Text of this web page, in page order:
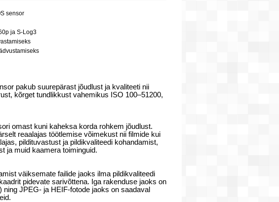
sensor
ja S-Log3
pakub suurepärast jõudlust ja kvaliteeti nii
kõrget tundlikkust vahemikus ISO 100–51200,
omast kuni kaheksa korda rohkem jõudlust.
reaalajas töötlemise võimekust nii filmide kui
pildituvastust ja pildikvaliteedi kohandamist,
ja muid kaamera toiminguid.
väiksemate failide jaoks ilma pildikvaliteedi
pidevate sarivõttena. Iga rakenduse jaoks on
JPEG- ja HEIF-fotode jaoks on saadaval